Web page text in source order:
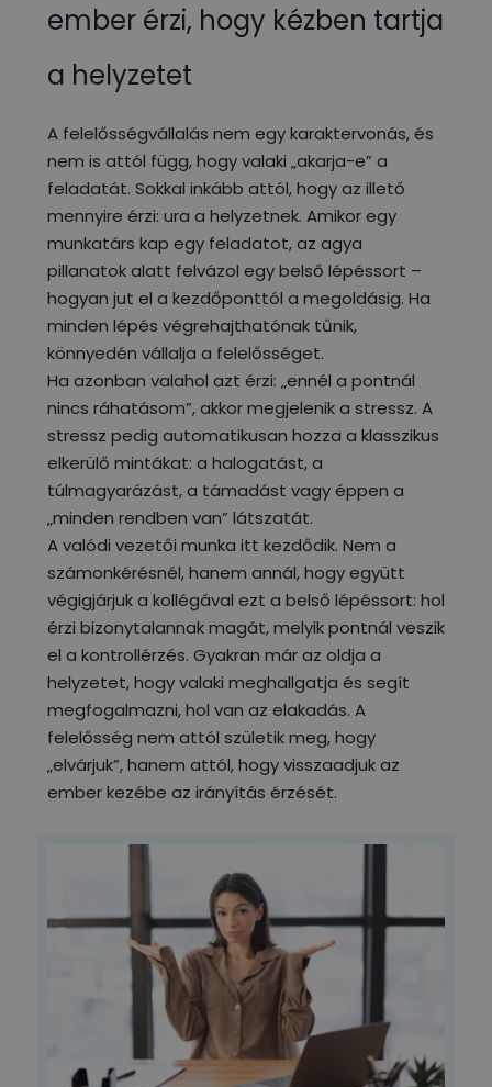
ember érzi, hogy kézben tartja
a helyzetet
A felelősségvállalás nem egy karaktervonás, és
nem is attól függ, hogy valaki „akarja-e” a
feladatát. Sokkal inkább attól, hogy az illető
mennyire érzi: ura a helyzetnek. Amikor egy
munkatárs kap egy feladatot, az agya
pillanatok alatt felvázol egy belső lépéssort –
hogyan jut el a kezdőponttól a megoldásig. Ha
minden lépés végrehajthatónak tűnik,
könnyedén vállalja a felelősséget.
Ha azonban valahol azt érzi: „ennél a pontnál
nincs ráhatásom”, akkor megjelenik a stressz. A
stressz pedig automatikusan hozza a klasszikus
elkerülő mintákat: a halogatást, a
túlmagyarázást, a támadást vagy éppen a
„minden rendben van” látszatát.
A valódi vezetői munka itt kezdődik. Nem a
számonkérésnél, hanem annál, hogy együtt
végigjárjuk a kollégával ezt a belső lépéssort: hol
érzi bizonytalannak magát, melyik pontnál veszik
el a kontrollérzés. Gyakran már az oldja a
helyzetet, hogy valaki meghallgatja és segít
megfogalmazni, hol van az elakadás. A
felelősség nem attól születik meg, hogy
„elvárjuk”, hanem attól, hogy visszaadjuk az
ember kezébe az irányítás érzését.